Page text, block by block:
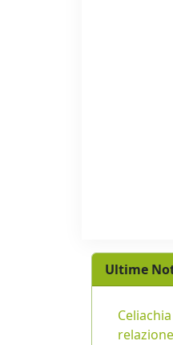
Ultime